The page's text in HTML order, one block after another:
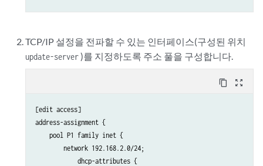
TCP/IP 설정을 전파할 수 있는 인터페이스(구성된 위치
update-server)를 지정하도록 주소 풀을 구성합니다.
content_copy zoom_out_map
[edit access]
address-assignment {
    pool P1 family inet {
        network 192.168.2.0/24;
            dhcp-attributes {